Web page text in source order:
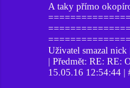
A taky přímo
Uživatel smazal
| Předmět: RE: RE:
15.05.16 12:54:44 |